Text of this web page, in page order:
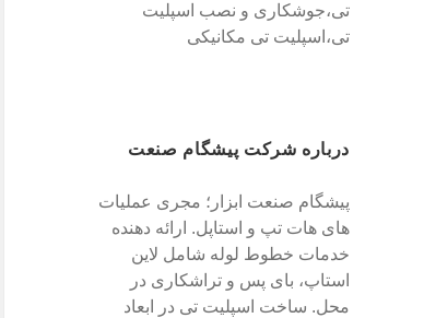
تی،جوشکاری و نصب اسپلیت
تی،اسپلیت تی مکانیکی
درباره شرکت پیشگام صنعت
پیشگام صنعت ابزار؛ مجری عملیات
های هات تپ و استاپل. ارائه دهنده
خدمات خطوط لوله شامل لاین
استاپ، بای پس و تراشکاری در
محل. ساخت اسپلیت تی در ابعاد